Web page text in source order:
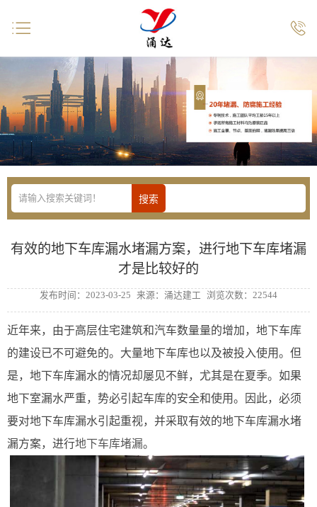
有效的地下车库漏水堵漏方案，进行地下车库堵漏
才是比较好的
发布时间：2023-03-25 来源：涌达建工 浏览次数：22544
近年来，由于高层住宅建筑和汽车数量量的增加，地下车库
的建设已不可避免的。大量地下车库也以及被投入使用。但
是，地下车库漏水的情况却屡见不鲜，尤其是在夏季。如果
地下室漏水严重，势必引起车库的安全和使用。因此，必须
要对地下车库漏水引起重视，并采取有效的地下车库漏水堵
漏方案，进行地下车库堵漏。
 